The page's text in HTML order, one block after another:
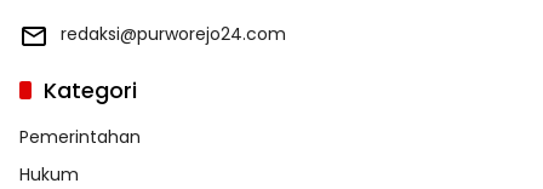
redaksi@purworejo24.com
Kategori
Pemerintahan
Hukum